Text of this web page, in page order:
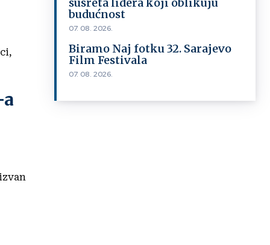
budućnost
07. 08. 2026.
Biramo Naj fotku 32. Sarajevo
Film Festivala
07. 08. 2026.